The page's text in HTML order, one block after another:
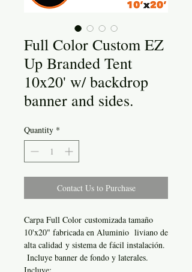
Full Color Custom EZ
Up Branded Tent
10x20' w/ backdrop
banner and sides.
Quantity *
Contact Us to Purchase
Carpa Full Color customizada tamaño
10'x20" fabricada en Aluminio liviano de
alta calidad y sistema de fácil instalación.
Incluye banner de fondo y laterales.
Incluye: